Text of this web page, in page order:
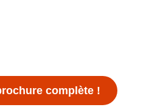
255complète !